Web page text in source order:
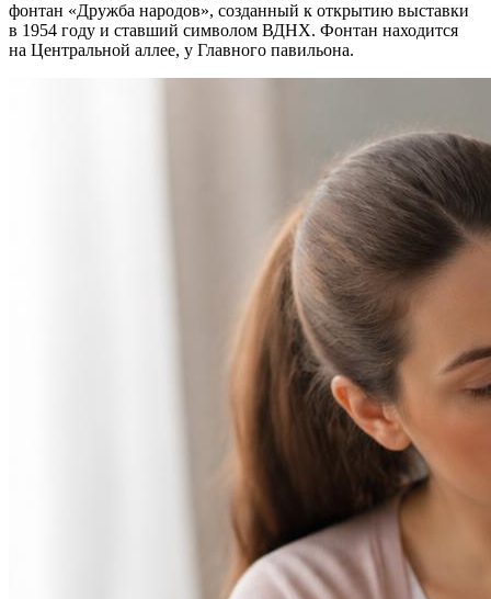
фонтан «Дружба народов», созданный к открытию выставки
в 1954 году и ставший символом ВДНХ. Фонтан находится
на Центральной аллее, у Главного павильона.